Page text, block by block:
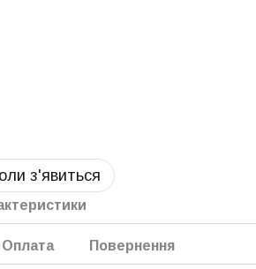
з'явиться
Оплата Повернення